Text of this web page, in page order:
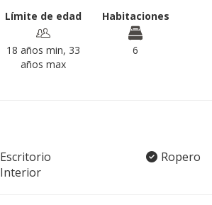
Límite de edad
18 años min, 33
años max
Habitaciones
6
Escritorio Ropero
Interior